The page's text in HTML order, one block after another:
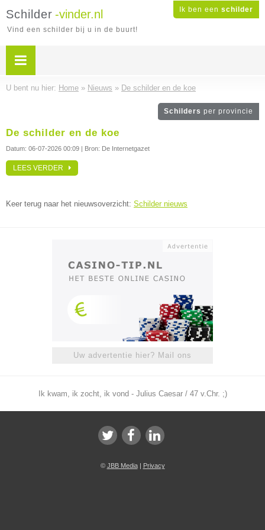
Ik ben een schilder
Schilder -vinder.nl
Vind een schilder bij u in de buurt!
U bent nu hier: Home » Nieuws » De schilder en de koe
Schilders per provincie
De schilder en de koe
Datum: 06-07-2026 00:09 | Bron: De Internetgazet
LEES VERDER
Keer terug naar het nieuwsoverzicht: Schilder nieuws
Uw advertentie hier? Mail ons
Ik kwam, ik zocht, ik vond - Julius Caesar / 47 v.Chr. ;)
© JBB Media| Privacy